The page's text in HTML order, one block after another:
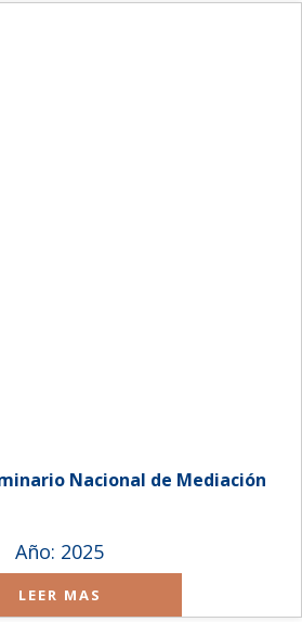
Nacional de Mediación
Año: 2025
LEER MAS